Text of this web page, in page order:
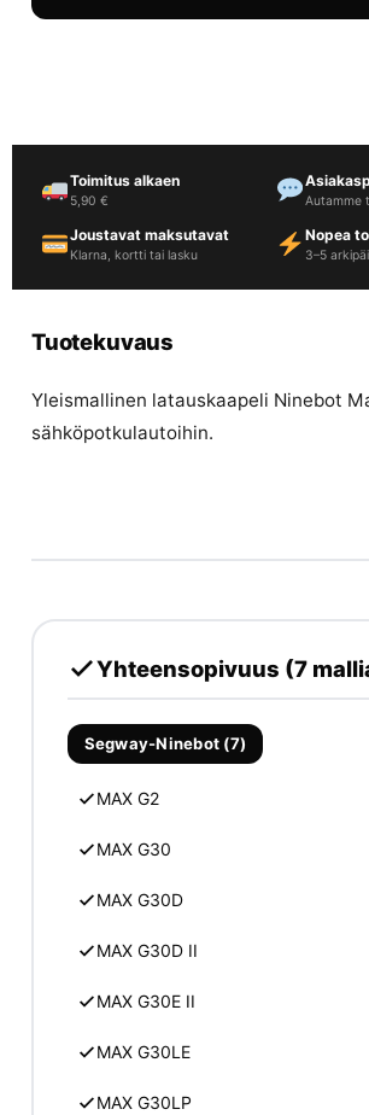
Toimitus alkaen
5,90 € Autamme
Joustavat maksutavat
Klarna, kortti tai lasku
Nopea
3–5
Tuotekuvaus
Yleismallinen latauskaapeli Ninebot
sähköpotkulautoihin.
Yhteensopivuus (7
Segway-Ninebot (7)
MAX G2
MAX G30
MAX G30D
MAX G30D II
MAX G30E II
MAX G30LE
MAX G30LP